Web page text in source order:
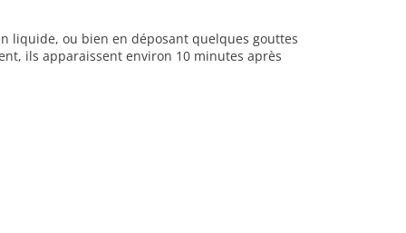
liquide, ou bien en déposant quelques gouttes
ils apparaissent environ 10 minutes après